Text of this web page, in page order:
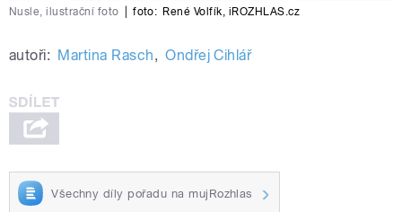
Nusle, ilustrační foto foto: René Volfík, iROZHLAS.cz
autoři: Martina Rasch, Ondřej Cihlář
Všechny díly pořadu na mujRozhlas